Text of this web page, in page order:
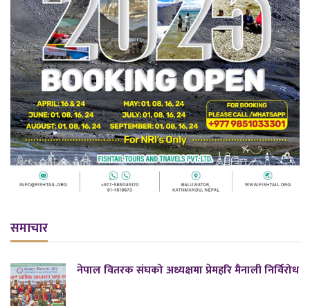
समाचार
नेपाल वितरक संघको अध्यक्षमा प्रेमहरि मैनाली निर्विरोध